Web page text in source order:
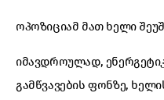
ოპოზიციამ მათ ხელი
იმავდროულად,
გამწვავების ფონზე,